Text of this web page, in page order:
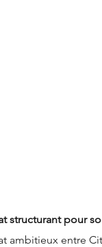
structurant pour
ambitieux entre